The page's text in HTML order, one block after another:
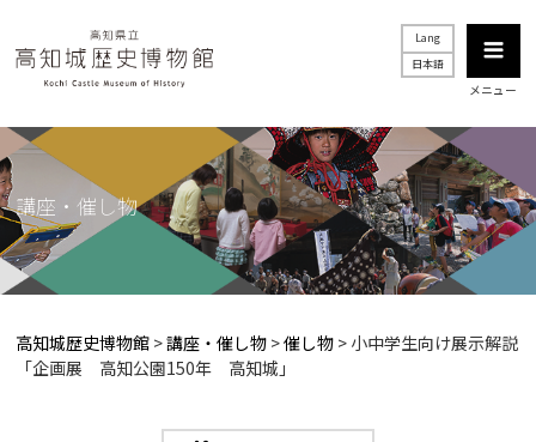
Lang
日本語
メニュー
講座・催し物
高知城歴史博物館 >講座・催し物 >催し物 > 小中学生向け展示解説
「企画展 高知公園150年 高知城」